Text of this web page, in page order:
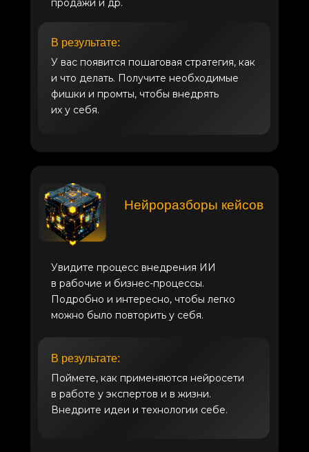
продажи и др.
В результате:
У вас появится пошаговая стратегия, как
и что делать. Получите необходимые
фишки и промты, чтобы внедрять
их у себя.
Нейроразборы кейсов
Увидите процесс внедрения ИИ
в рабочие и бизнес-процессы.
Подробно и интересно, чтобы легко
можно было повторить у себя.
В результате:
Поймете, как применяются нейросети
в работе у экспертов и в жизни.
Внедрите идеи и технологии себе.